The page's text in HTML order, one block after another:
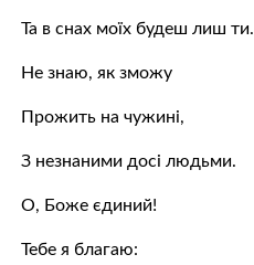
Та в снах моїх будеш лиш ти.
Не знаю, як зможу
Прожить на чужині,
З незнаними досі людьми.
О, Боже єдиний!
Тебе я благаю: